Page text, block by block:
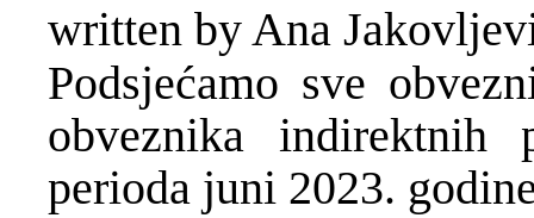
written by Ana
Podsjećamo sve
obveznika indirektnih
perioda juni 2023.